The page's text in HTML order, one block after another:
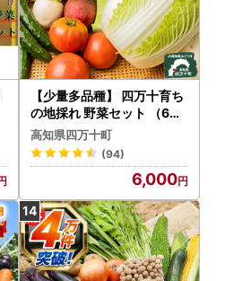
【少量多品種】 四万十育ち
の地採れ 野菜セット （6〜
8種類）野菜 ／Qjs-A21
高知県四万十町
(94)
6,000